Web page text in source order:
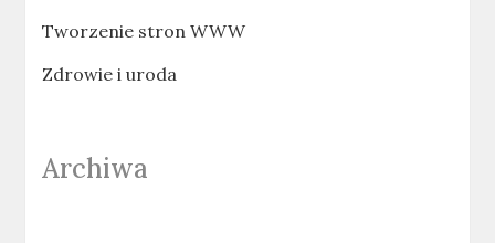
Tworzenie stron WWW
Zdrowie i uroda
Archiwa